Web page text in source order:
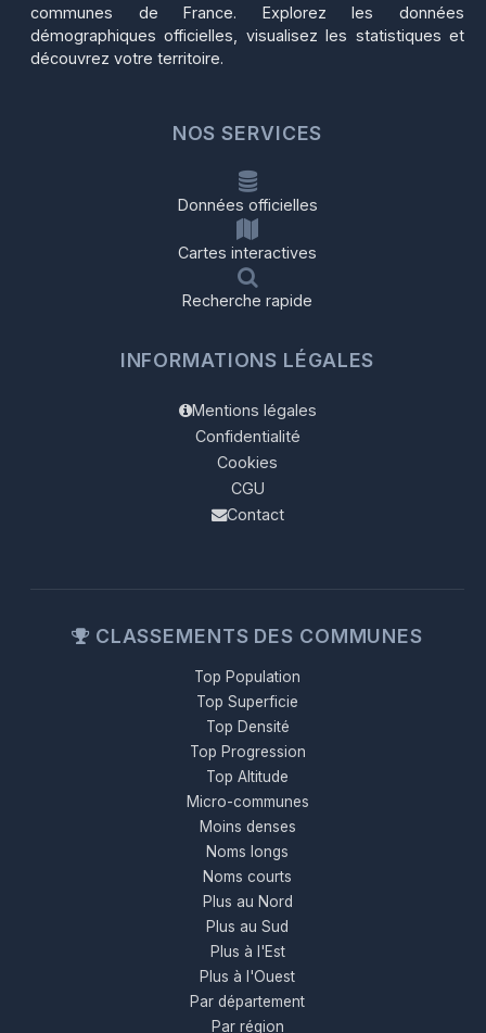
communes de France. Explorez les données
démographiques officielles, visualisez les statistiques et
découvrez votre territoire.
NOS SERVICES
Données officielles
Cartes interactives
Recherche rapide
INFORMATIONS LÉGALES
Mentions légales
Confidentialité
Cookies
CGU
Contact
CLASSEMENTS DES COMMUNES
Top Population
Top Superficie
Top Densité
Top Progression
Top Altitude
Micro-communes
Moins denses
Noms longs
Noms courts
Plus au Nord
Plus au Sud
Plus à l'Est
Plus à l'Ouest
Par département
Par région